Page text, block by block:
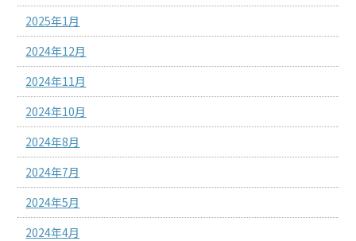
2025年1月
2024年12月
2024年11月
2024年10月
2024年8月
2024年7月
2024年5月
2024年4月